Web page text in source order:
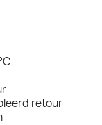
retour